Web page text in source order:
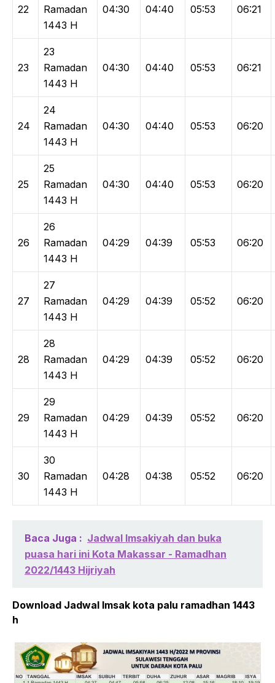
22
Ramadan
1443 H
04:30 04:40 05:53 06:21
23
23
Ramadan
1443 H
04:30 04:40 05:53 06:21
24
24
Ramadan
1443 H
04:30 04:40 05:53 06:20
25
25
Ramadan
1443 H
04:30 04:40 05:53 06:20
26
26
Ramadan
1443 H
04:29 04:39 05:53 06:20
27
27
Ramadan
1443 H
04:29 04:39 05:52 06:20
28
28
Ramadan
1443 H
04:29 04:39 05:52 06:20
29
29
Ramadan
1443 H
04:29 04:39 05:52 06:20
30
30
Ramadan
1443 H
04:28 04:38 05:52 06:20
Baca Juga : Jadwal Imsakiyah dan buka
puasa hari ini Kota Makassar - Ramadhan
2022/1443 Hijriyah
Download Jadwal Imsak kota palu ramadhan 1443
h